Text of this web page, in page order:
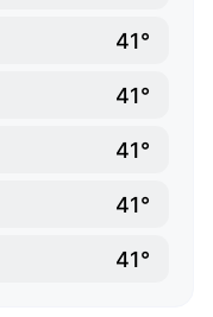
41°
41°
41°
41°
41°